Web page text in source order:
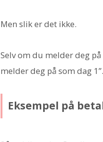
Men slik er det ikke.
Selv om du melder deg
melder deg på som dag 1”.
Eksempel på